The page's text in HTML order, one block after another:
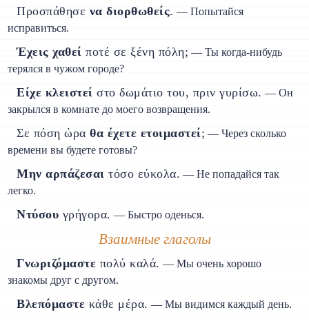
Προσπάθησε να διορθωθείς. — Попытайся
исправиться.
Έχεις χαθεί ποτέ σε ξένη πόλη; — Ты когда-нибудь
терялся в чужом городе?
Είχε κλειστεί στο δωμάτιο του, πριν γυρίσω. — Он
закрылся в комнате до моего возвращения.
Σε πόση ώρα θα έχετε ετοιμαστεί; — Через сколько
времени вы будете готовы?
Μην αρπάζεσαι τόσο εύκολα. — Не попадайся так
легко.
Ντύσου γρήγορα. — Быстро оденься.
Взаимные глаголы
Γνωριζόμαστε πολύ καλά. — Мы очень хорошо
знакомы друг с другом.
Βλεπόμαστε κάθε μέρα. — Мы видимся каждый день.